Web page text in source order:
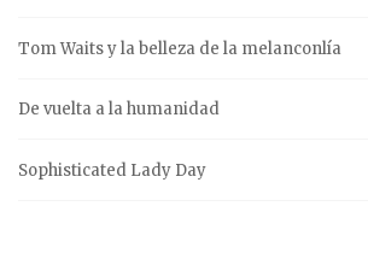
Tom Waits y la belleza de la melanconlía
De vuelta a la humanidad
Sophisticated Lady Day